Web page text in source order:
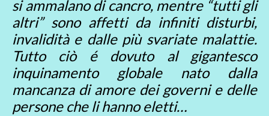
si ammalano di cancro, mentre “tutti gli
altri” sono affetti da infiniti disturbi,
invalidità e dalle più svariate malattie.
Tutto ciò é dovuto al gigantesco
inquinamento globale nato dalla
mancanza di amore dei governi e delle
persone che li hanno eletti…